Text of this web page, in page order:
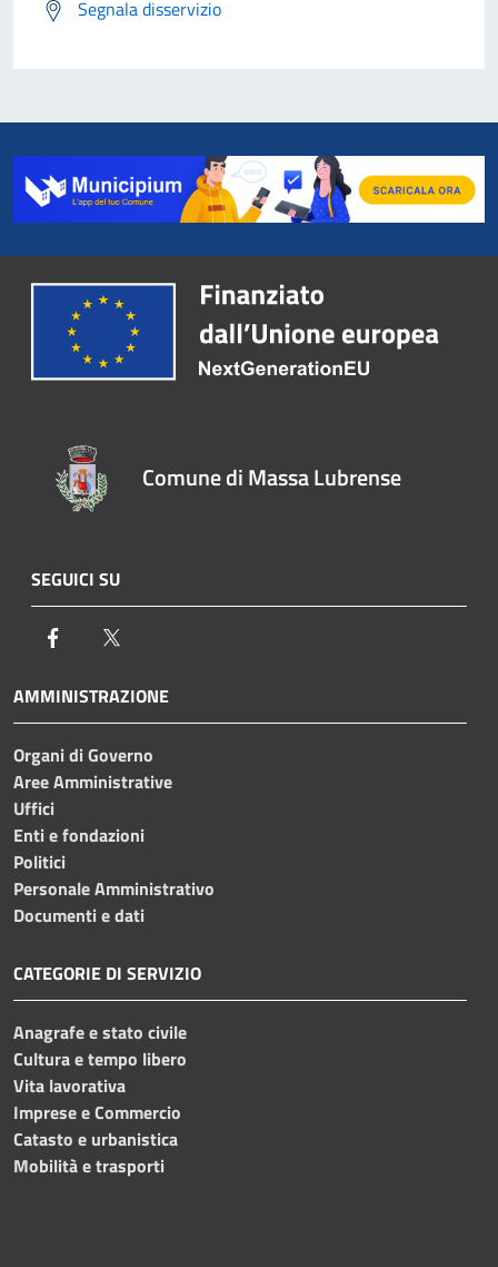
Segnala disservizio
Comune di Massa Lubrense
SEGUICI SU
Facebook
AMMINISTRAZIONE
Organi di Governo
Aree Amministrative
Uffici
Enti e fondazioni
Politici
Personale Amministrativo
Documenti e dati
CATEGORIE DI SERVIZIO
Anagrafe e stato civile
Cultura e tempo libero
Vita lavorativa
Imprese e Commercio
Catasto e urbanistica
Mobilità e trasporti